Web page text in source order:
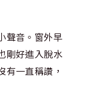
聲音。窗外早
剛好進入脫水
有一直稱讚，